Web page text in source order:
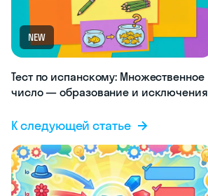
NEW
Тест по испанскому: Множественное
число — образование и исключения
К следующей статье